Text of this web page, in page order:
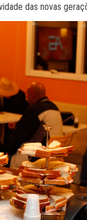
das novas